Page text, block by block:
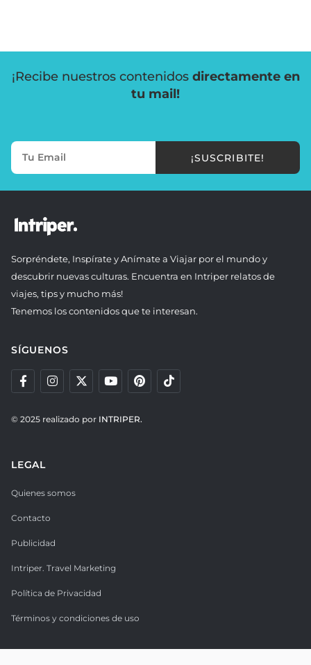
¡Recibe nuestros contenidos directamente en
tu mail!
¡SUSCRIBITE!
Sorpréndete, Inspírate y Anímate a Viajar por el mundo y
descubrir nuevas culturas. Encuentra en Intriper relatos de
viajes, tips y mucho más!
Tenemos los contenidos que te interesan.
SÍGUENOS
© 2025 realizado por INTRIPER.
LEGAL
Quienes somos
Contacto
Publicidad
Intriper. Travel Marketing
Política de Privacidad
Términos y condiciones de uso